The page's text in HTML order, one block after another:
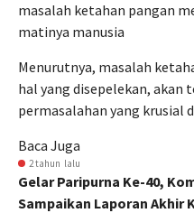
masalah ketahan pangan
matinya manusia
Menurutnya, masalah
hal yang disepelekan,
permasalahan yang krusial
Baca Juga
2 tahun lalu
Gelar Paripurna Ke-40,
Sampaikan Laporan Akhir